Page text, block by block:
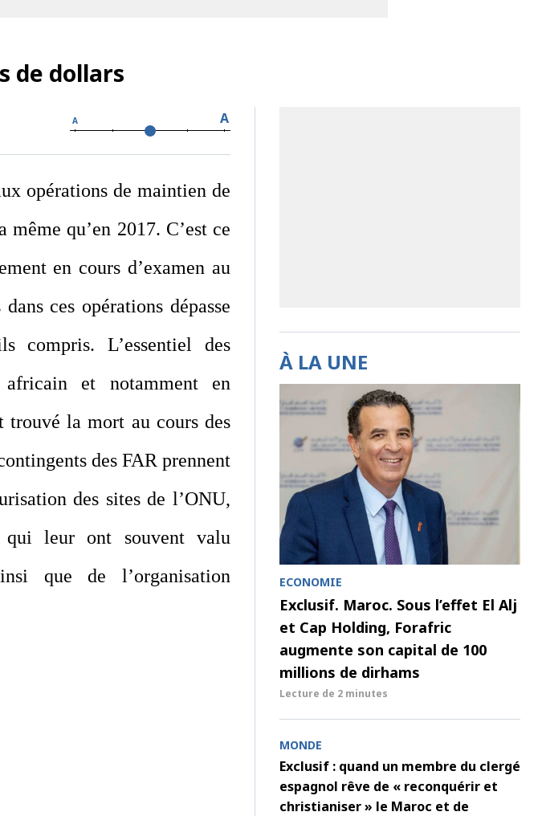
de dollars
A A
opérations de maintien de
qu’en 2017. C’est ce
en cours d’examen au
ces opérations dépasse
compris. L’essentiel des
et notamment en
trouvé la mort au cours des
des FAR prennent
des sites de l’ONU,
qui leur ont souvent valu
que de l’organisation
À LA UNE
ECONOMIE
Exclusif. Maroc. Sous l’effet El Alj
et Cap Holding, Forafric
augmente son capital de 100
millions de dirhams
Lecture de 2 minutes
MONDE
Exclusif : quand un membre du clergé
espagnol rêve de « reconquérir et
christianiser » le Maroc et de